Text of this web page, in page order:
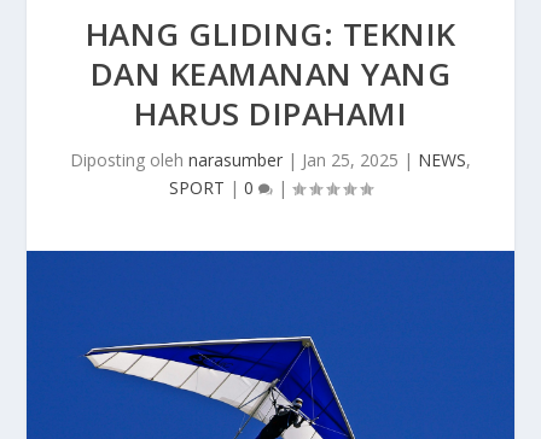
HANG GLIDING: TEKNIK
DAN KEAMANAN YANG
HARUS DIPAHAMI
Diposting oleh narasumber | Jan 25, 2025 | NEWS,
SPORT | 0 |